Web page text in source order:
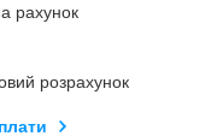
рахунок
розрахунок